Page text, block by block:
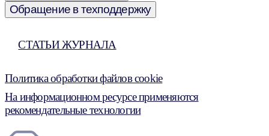
Обращение в техподдержку
СТАТЬИ ЖУРНАЛА
Политика обработки файлов cookie
На информационном ресурсе применяются
рекомендательные технологии